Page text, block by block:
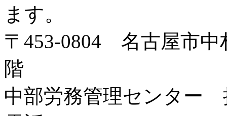
ます。
〒453-0804 名古屋市
階
中部労務管理センター